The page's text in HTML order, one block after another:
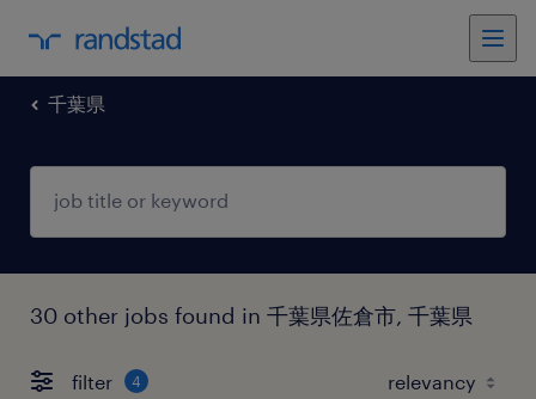
千葉県
30 other jobs found in 千葉県佐倉市, 千葉県
filter 4